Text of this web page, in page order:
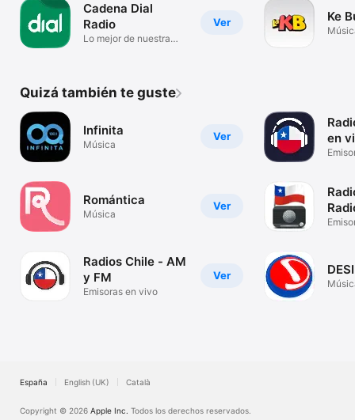
Ver
Cadena Dial
Radio
Lo mejor de nuestra
Ke
Quizá también te guste
Ver
Infinita
Música
Ver
Romántica
Música
Ver
Radios Chile - AM
y FM
Emisoras en vivo
en
España English (UK) Català
Copyright © 2026 Apple Inc. Todos los derechos reservados.